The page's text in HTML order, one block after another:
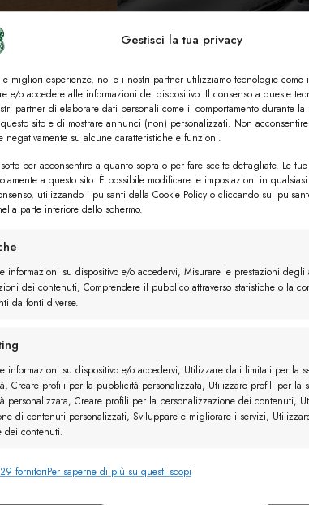
Gestisci la tua privacy
migliori esperienze, noi e i nostri partner utilizziamo tecnologie come
e/o accedere alle informazioni del dispositivo. Il consenso a queste
partner di elaborare dati personali come il comportamento durante
sito e di mostrare annunci (non) personalizzati. Non
negativamente su alcune caratteristiche e funzioni.
per acconsentire a quanto sopra o per fare scelte dettagliate. Le
a questo sito. È possibile modificare le impostazioni in
utilizzando i pulsanti della Cookie Policy o cliccando sul
parte inferiore dello schermo.
informazioni su dispositivo e/o accedervi, Misurare le prestazioni
dei contenuti, Comprendere il pubblico attraverso statistiche o la
da fonti diverse.
informazioni su dispositivo e/o accedervi, Utilizzare dati limitati per la
Creare profili per la pubblicità personalizzata, Utilizzare profili per la
personalizzata, Creare profili per la personalizzazione dei contenuti,
di contenuti personalizzati, Sviluppare e migliorare i servizi,
dei contenuti.
fornitoriPer saperne di più su questi scopi